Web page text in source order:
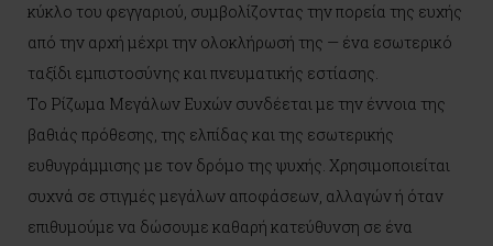
κύκλο του φεγγαριού, συμβολίζοντας την πορεία της ευχής
από την αρχή μέχρι την ολοκλήρωσή της — ένα εσωτερικό
ταξίδι εμπιστοσύνης και πνευματικής εστίασης.
Το Ρίζωμα Μεγάλων Ευχών συνδέεται με την έννοια της
βαθιάς πρόθεσης, της ελπίδας και της εσωτερικής
ευθυγράμμισης με τον δρόμο της ψυχής. Χρησιμοποιείται
συχνά σε στιγμές μεγάλων αποφάσεων, αλλαγών ή όταν
επιθυμούμε να δώσουμε καθαρή κατεύθυνση σε ένα